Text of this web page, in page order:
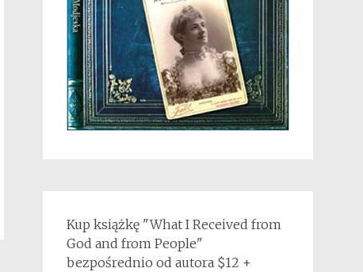
Kup książkę "What I Received from
God and from People"
bezpośrednio od autora $12 +